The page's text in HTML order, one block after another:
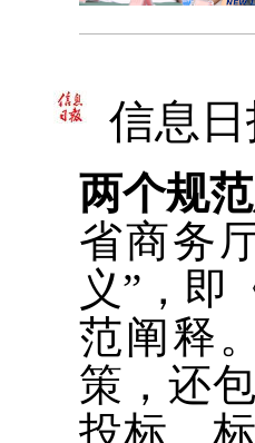
信息
两个规
省商务
义”，即
范阐释
策，还
投标、